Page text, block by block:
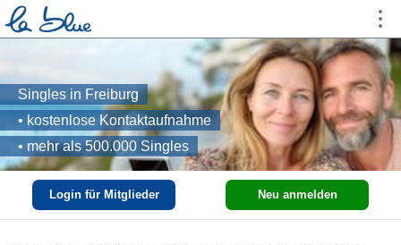
Singles in Freiburg
• kostenlose Kontaktaufnahme
• mehr als 500.000 Singles
Login für Mitglieder Neu anmelden